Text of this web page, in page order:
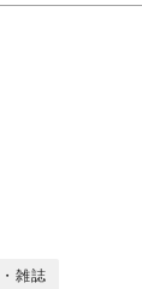
雑誌